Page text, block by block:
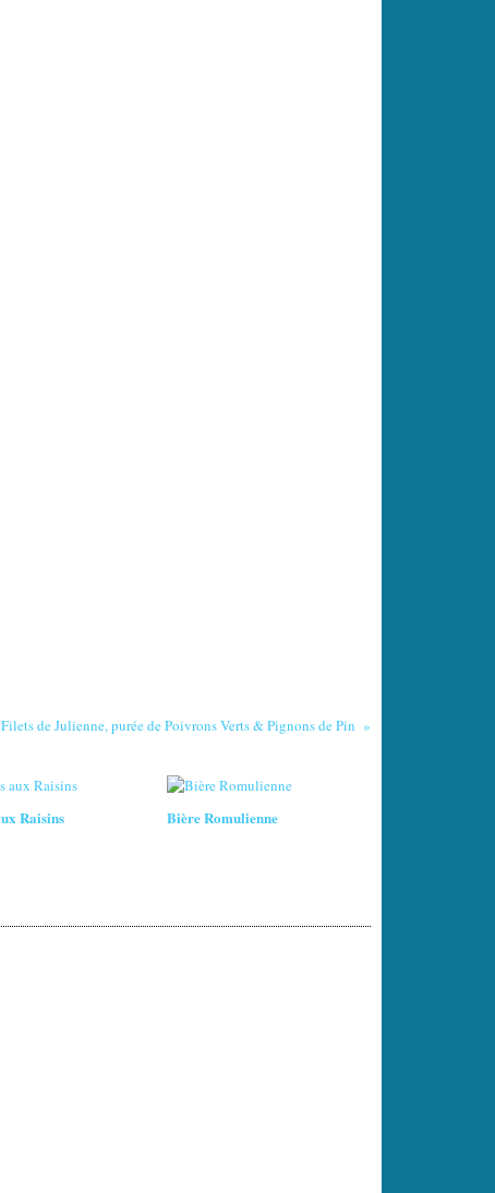
Filets de Julienne, purée de Poivrons Verts & Pignons de Pin
Raisins Bière Romulienne